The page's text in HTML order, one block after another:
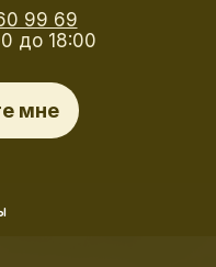
99 69
до 18:00
мне